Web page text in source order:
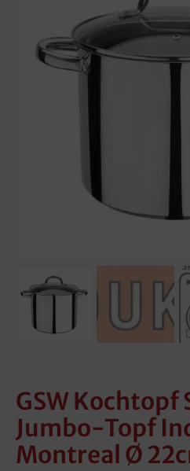
GSW
Jumbo-Topf
Montreal Ø